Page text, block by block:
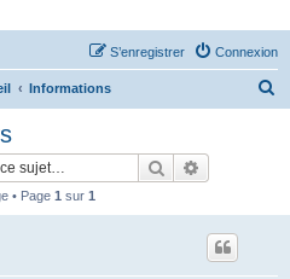
Connexion
S’enregistrer
Informations
Rechercher
• Page 1 sur 1